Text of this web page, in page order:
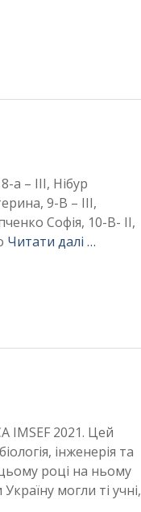
а – ІІІ, Нібур
9-В – ІІІ,
Софія, 10-В- ІІ,
Читати далі …
IMSEF 2021. Цей
інженерія та
році на ньому
могли ті учні,